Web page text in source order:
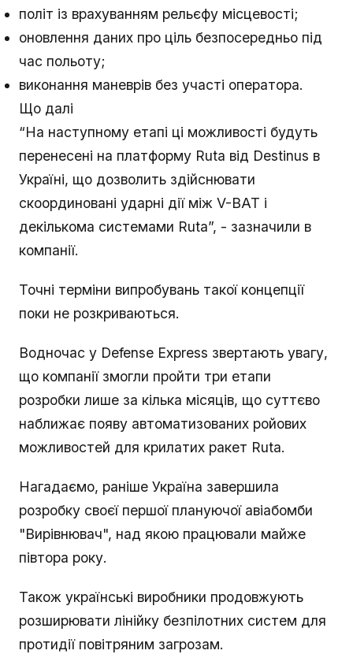
політ із врахуванням рельєфу місцевості;
оновлення даних про ціль безпосередньо під
час польоту;
виконання маневрів без участі оператора.
Що далі
“На наступному етапі ці можливості будуть
перенесені на платформу Ruta від Destinus в
Україні, що дозволить здійснювати
скоординовані ударні дії між V-BAT і
декількома системами Ruta”, - зазначили в
компанії.
Точні терміни випробувань такої концепції
поки не розкриваються.
Водночас у Defense Express звертають увагу,
що компанії змогли пройти три етапи
розробки лише за кілька місяців, що суттєво
наближає появу автоматизованих ройових
можливостей для крилатих ракет Ruta.
Нагадаємо, раніше Україна завершила
розробку своєї першої плануючої авіабомби
"Вирівнювач", над якою працювали майже
півтора року.
Також українські виробники продовжують
розширювати лінійку безпілотних систем для
протидії повітряним загрозам.